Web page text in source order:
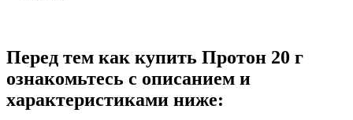
Перед тем как купить Протон 20 г
ознакомьтесь с описанием и
характеристиками ниже: